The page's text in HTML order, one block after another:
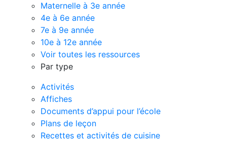
Maternelle à 3e année
4e à 6e année
7e à 9e année
10e à 12e année
Voir toutes les ressources
Par type
Activités
Affiches
Documents d’appui pour l’école
Plans de leçon
Recettes et activités de cuisine